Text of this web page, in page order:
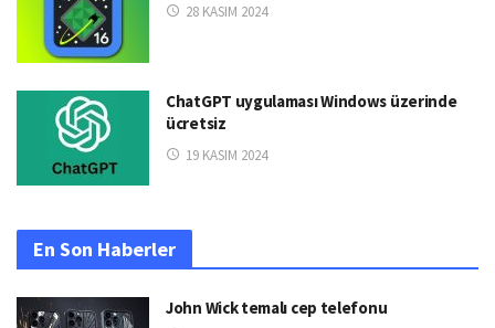
28 KASIM 2024
ChatGPT uygulaması Windows üzerinde
ücretsiz
19 KASIM 2024
En Son Haberler
John Wick temalı cep telefonu